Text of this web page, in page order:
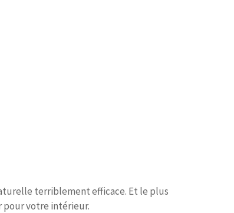
terriblement efficace. Et le plus
pour votre intérieur.